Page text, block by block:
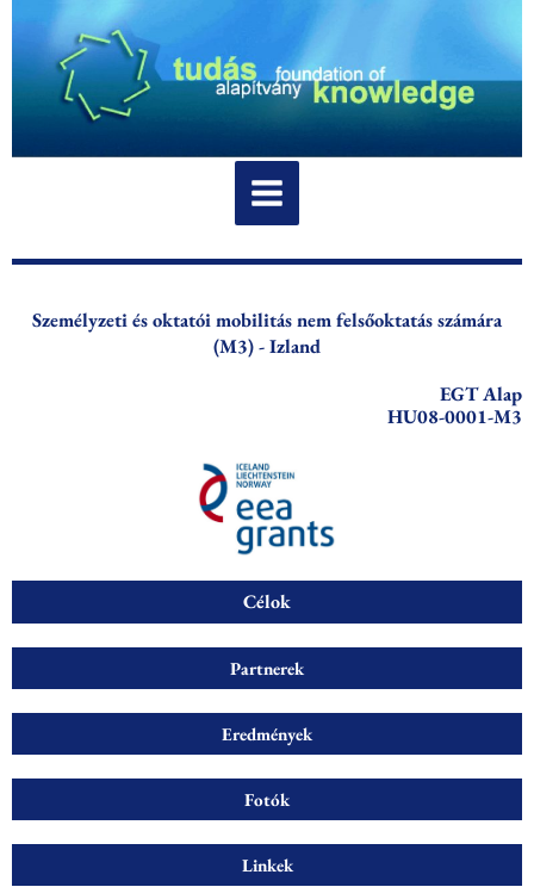
content
Személyzeti és oktatói mobilitás nem felsőoktatás számára
(M3) - Izland
EGT Alap
HU08-0001-M3
Célok
Partnerek
Eredmények
Fotók
Linkek